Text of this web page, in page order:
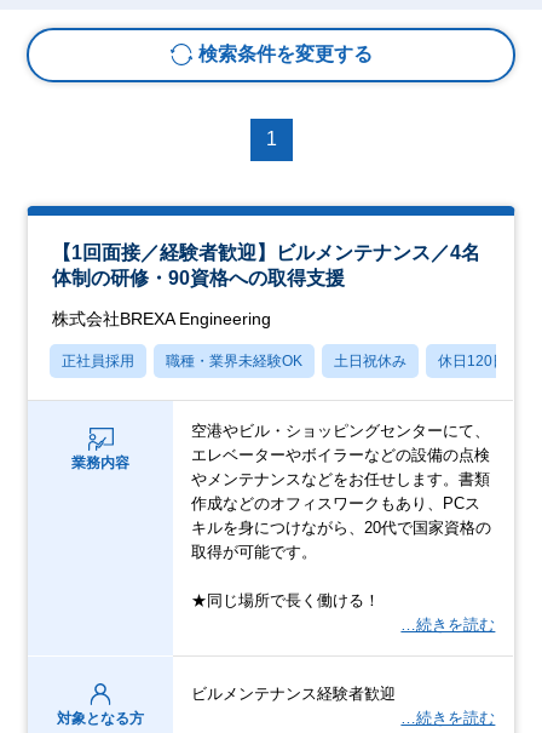
検索条件を変更する
1
【1回面接／経験者歓迎】ビルメンテナンス／4名
体制の研修・90資格への取得支援
株式会社BREXA Engineering
正社員採用 職種・業界未経験OK 土日祝休み 休日120日以上
業務内容
空港やビル・ショッピングセンターにて、
エレベーターやボイラーなどの設備の点検
やメンテナンスなどをお任せします。書類
作成などのオフィスワークもあり、PCス
キルを身につけながら、20代で国家資格の
取得が可能です。
★同じ場所で長く働ける！
…続きを読む
対象となる方
ビルメンテナンス経験者歓迎
…続きを読む